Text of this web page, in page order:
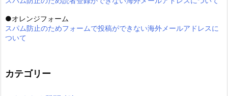
●オレンジフォーム
スパム防止のためフォームで投稿ができない海外メールアドレスに
ついて
カテゴリー